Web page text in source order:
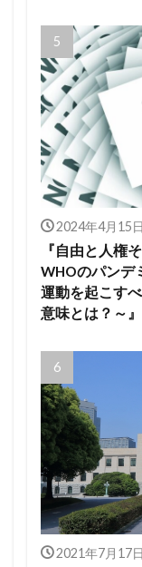
2024年4月15日
『自由と人権
WHOのパンデ
運動を起こす
意味とは？～』
2021年7月17日